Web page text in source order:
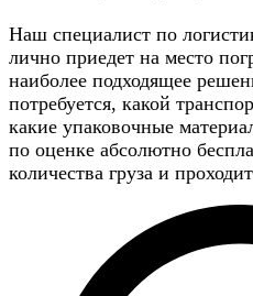
Наш специалист по
лично приедет на место
наиболее подходящее
потребуется, какой
какие упаковочные
по оценке абсолютно
количества груза и